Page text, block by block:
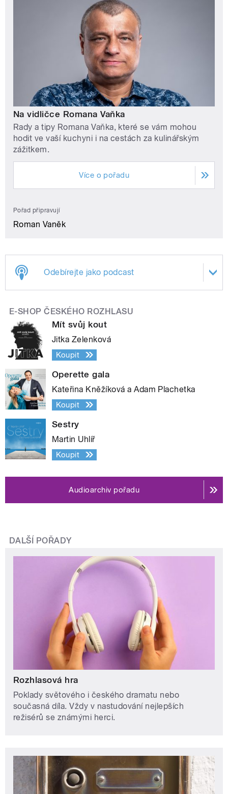
Na vidličce Romana Vaňka
Rady a tipy Romana Vaňka, které se vám mohou
hodit ve vaší kuchyni i na cestách za kulinářským
zážitkem.
Více o pořadu
Pořad připravují
Roman Vaněk
Odebírejte jako podcast
E-SHOP ČESKÉHO ROZHLASU
Mít svůj kout
Jitka Zelenková
Koupit
Operette gala
Kateřina Kněžíková a Adam Plachetka
Koupit
Sestry
Martin Uhlíř
Koupit
Audioarchiv pořadu
DALŠÍ POŘADY
Rozhlasová hra
Poklady světového i českého dramatu nebo
současná díla. Vždy v nastudování nejlepších
režisérů se známými herci.